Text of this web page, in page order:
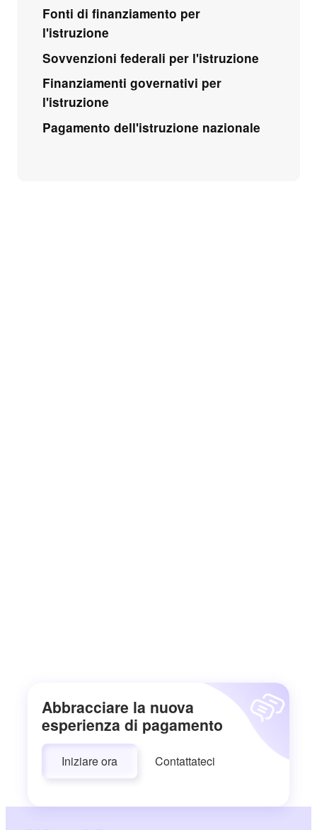
Fonti di finanziamento per
l'istruzione
Sovvenzioni federali per l'istruzione
Finanziamenti governativi per
l'istruzione
Pagamento dell'istruzione nazionale
Abbracciare la nuova
esperienza di pagamento
Iniziare ora Contattateci